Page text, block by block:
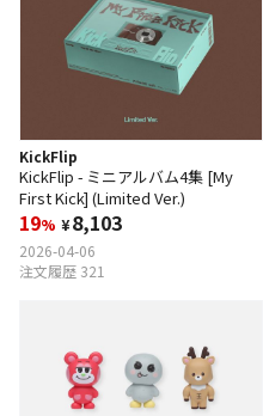
KickFlip
KickFlip - ミニアルバム4集 [My
First Kick] (Limited Ver.)
19% ¥8,103
2026-04-06
注文履歴 321